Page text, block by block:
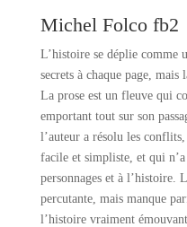
Michel Folco fb2
L’histoire se déplie comme
secrets à chaque page,
La prose est un fleuve qui
emportant tout sur son
l’auteur a résolu les
facile et simpliste, et qui
personnages et à l’histoire.
percutante, mais manque
l’histoire vraiment